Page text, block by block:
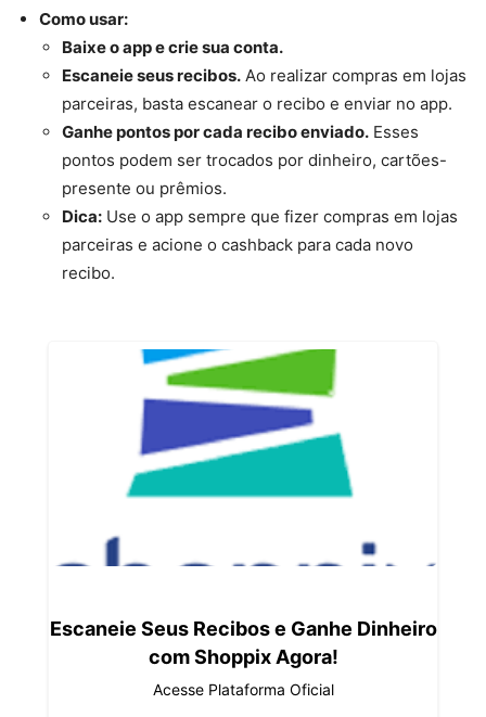
Como usar:
Baixe o app e crie sua conta.
Escaneie seus recibos. Ao realizar compras em lojas
parceiras, basta escanear o recibo e enviar no app.
Ganhe pontos por cada recibo enviado. Esses
pontos podem ser trocados por dinheiro, cartões-
presente ou prêmios.
Dica: Use o app sempre que fizer compras em lojas
parceiras e acione o cashback para cada novo
recibo.
Escaneie Seus Recibos e Ganhe Dinheiro
com Shoppix Agora!
Acesse Plataforma Oficial